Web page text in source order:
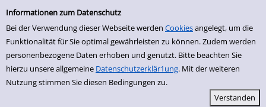
Erweiterte Suche
Informationen zum Datenschutz
Bei der Verwendung dieser Webseite werden Cookiesangelegt, um die
Funktionalität für Sie optimal gewährleisten zu können. Zudem werden
personenbezogene Daten erhoben und genutzt. Bitte beachten Sie
hierzu unsere allgemeine Datenschutzerklär1ung. Mit der weiteren
Nutzung stimmen Sie diesen Bedingungen zu.
zur Navigation springen
zum Inhalt springen
Zur erweiterten Suche springen